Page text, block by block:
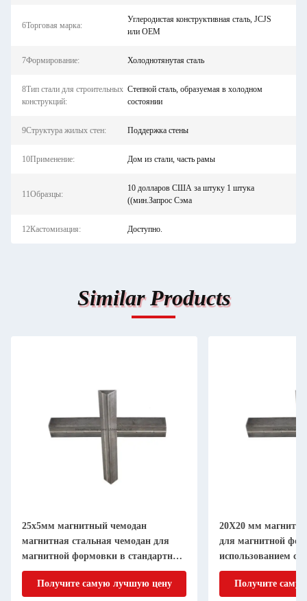
6Торговая марка:
Углеродистая конструктивная сталь, JCJS
или OEM
7Формирование: Холоднотянутая сталь
8Тип стали для строительных
конструкций:
Степной сталь, образуемая в холодном
состоянии
9Структура жилых стен: Поддержка стены
10Применение: Дом из стали, часть рамы
11Образцы:
10 долларов США за штуку 1 штука
((мин.Запрос Сэма
12Кастомизация: Доступно.
Similar Products
25х5мм магнитный чемодан
магнитная стальная чемодан для
магнитной формовки в стандартном
GB
Получите самую лучшую цену
20X20 мм
для магнитной
использованием
холодной стали GB
Получите